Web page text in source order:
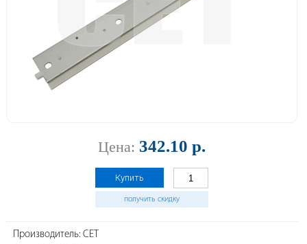
Цена: 342.10 р.
Купить
получить скидку
Производитель: CET